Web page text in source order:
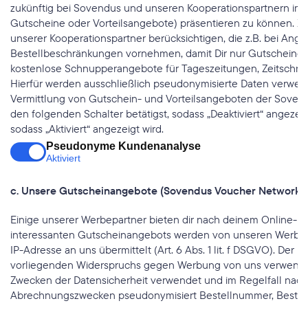
zukünftig bei Sovendus und unseren Kooperationspartnern
Gutscheine oder Vorteilsangebote) präsentieren zu können.
unserer Kooperationspartner berücksichtigen, die z.B. bei
Bestellbeschränkungen vornehmen, damit Dir nur
kostenlose Schnupperangebote für Tageszeitungen,
Hierfür werden ausschließlich pseudonymisierte Daten
Vermittlung von Gutschein- und Vorteilsangeboten der
den folgenden Schalter betätigst, sodass „Deaktiviert“
sodass „Aktiviert“ angezeigt wird.
Pseudonyme Kundenanalyse
Aktiviert
c. Unsere Gutscheinangebote (Sovendus Voucher
Einige unserer Werbepartner bieten dir nach deinem Online-
interessanten Gutscheinangebots werden von unseren
IP-Adresse an uns übermittelt (Art. 6 Abs. 1 lit. f DSGVO).
vorliegenden Widerspruchs gegen Werbung von uns
Zwecken der Datensicherheit verwendet und im Regelfall
Abrechnungszwecken pseudonymisiert Bestellnummer,